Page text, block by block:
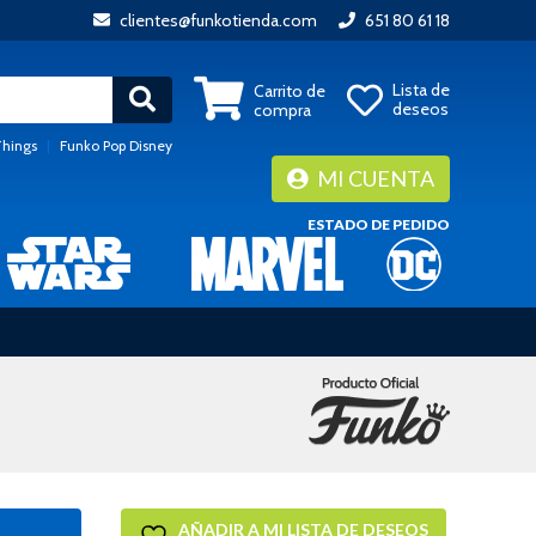
clientes@funkotienda.com 651 80 61 18
| Funko Pop Disney
Carrito de
compra
Lista de
deseos
MI CUENTA
ESTADO DE PEDIDO
AÑADIR A MI LISTA DE DESEOS